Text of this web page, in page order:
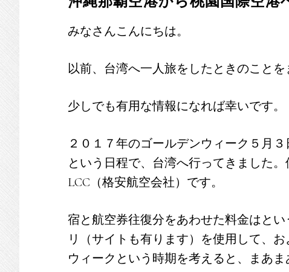
みなさんこんにちは。
以前、台湾へ一人旅をしたときのことを
少しでも有用な情報になれば幸いです。
２０１７年のゴールデンウィーク５月
という日程で、台湾へ行ってきました。
LCC（格安航空会社）です。
宿と航空券往復分をあわせた料金はと
リ（サイトも有ります）を使用して、
ウィークという時期を考えると、まあま